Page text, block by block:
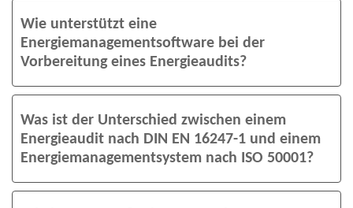
Wie unterstützt eine
Energiemanagementsoftware bei der
Vorbereitung eines Energieaudits?
Was ist der Unterschied zwischen einem
Energieaudit nach DIN EN 16247-1 und einem
Energiemanagementsystem nach ISO 50001?